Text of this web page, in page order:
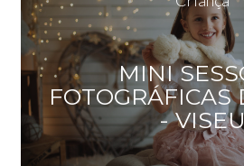
MINI
FOTOGRÁFICAS
-